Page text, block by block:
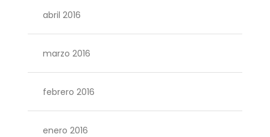
abril 2016
marzo 2016
febrero 2016
enero 2016